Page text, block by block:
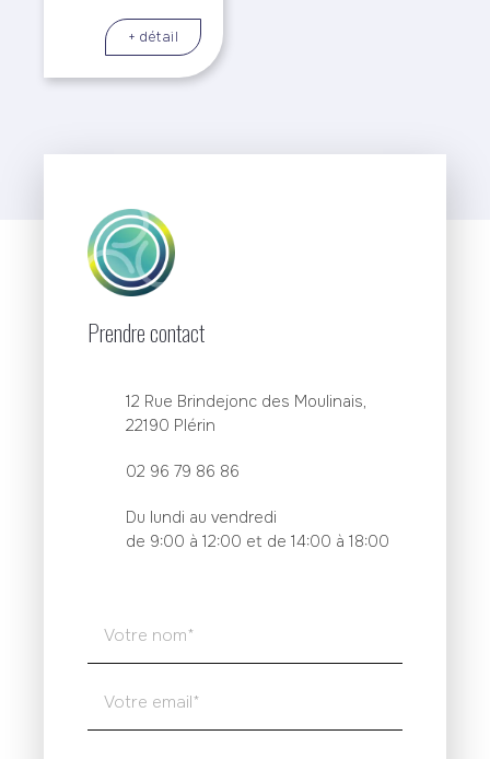
+ détail
Prendre contact
12 Rue Brindejonc des Moulinais,
22190 Plérin
02 96 79 86 86
Du lundi au vendredi
de 9:00 à 12:00 et de 14:00 à 18:00